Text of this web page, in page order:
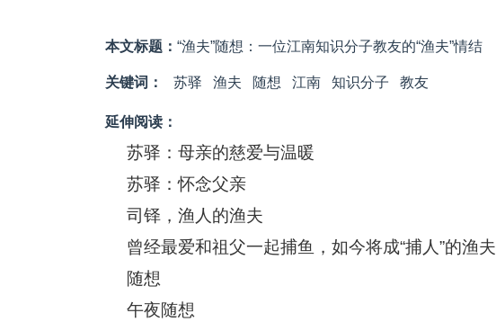
本文标题： “渔夫”随想：一位江南知识分子教友的“渔夫”情结
关键词： 苏驿 渔夫 随想 江南 知识分子 教友
延伸阅读：
苏驿：母亲的慈爱与温暖
苏驿：怀念父亲
司铎，渔人的渔夫
曾经最爱和祖父一起捕鱼，如今将成“捕人”的渔夫
随想
午夜随想